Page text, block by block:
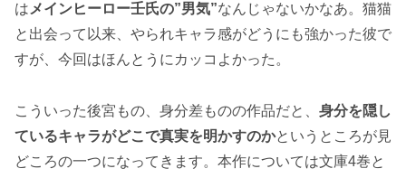
は メインヒーロー壬氏の”男気”なんじゃないかなあ。猫猫
と出会って以来、やられキャラ感がどうにも強かった彼で
すが、今回はほんとうにカッコよかった。
こういった後宮もの、身分差ものの作品だと、 身分を隠し
ているキャラがどこで真実を明かすのかというところが見
どころの一つになってきます。本作については文庫4巻と